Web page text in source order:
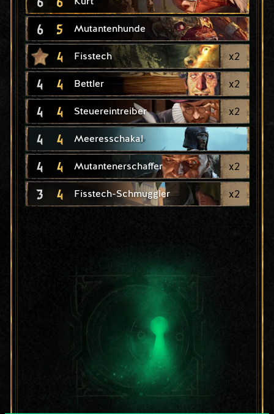
6 5 Mutantenhunde
4 Fisstech x2
4 4 Bettler x2
4 4 Steuereintreiber x2
4 4 Meeresschakal
4 4 Mutantenerschaffer x2
3 4 Fisstech-Schmuggler x2